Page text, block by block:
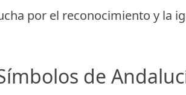
por el reconocimiento y la
de